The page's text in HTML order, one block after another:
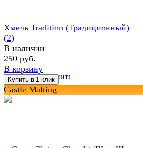
избранное сравнить
Хмель Tradition (Традиционный)
(2)
В наличии
250 руб.
В корзину
Castle Malting